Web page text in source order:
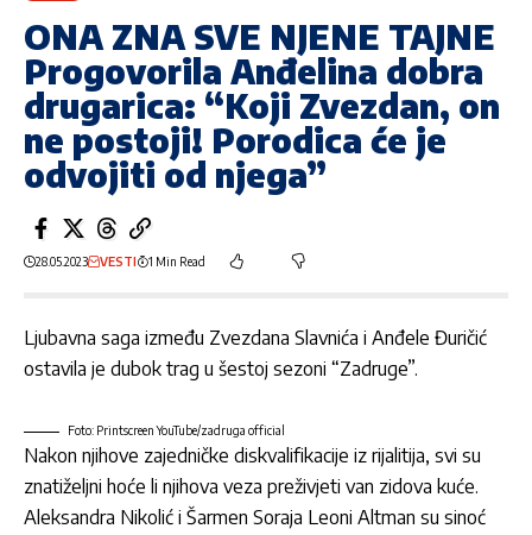
ONA ZNA SVE NJENE TAJNE
Progovorila Anđelina dobra
drugarica: “Koji Zvezdan, on
ne postoji! Porodica će je
odvojiti od njega”
28.05.2023 VESTI 1 Min Read
Ljubavna saga između Zvezdana Slavnića i Anđele Đuričić
ostavila je dubok trag u šestoj sezoni “Zadruge”.
Foto: Printscreen YouTube/zadruga official
Nakon njihove zajedničke diskvalifikacije iz rijalitija, svi su
znatiželjni hoće li njihova veza preživjeti van zidova kuće.
Aleksandra Nikolić i Šarmen Soraja Leoni Altman su sinoć